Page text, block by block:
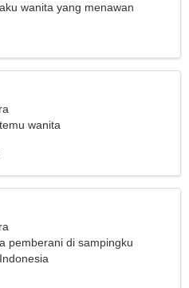
wanita yang menawan
wanita
pemberani di sampingku